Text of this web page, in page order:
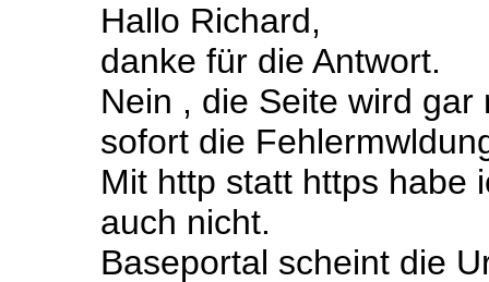
Hallo Richard,
danke für die Antwort.
Nein , die Seite wird
sofort die
Mit http statt https habe
auch nicht.
Baseportal scheint die